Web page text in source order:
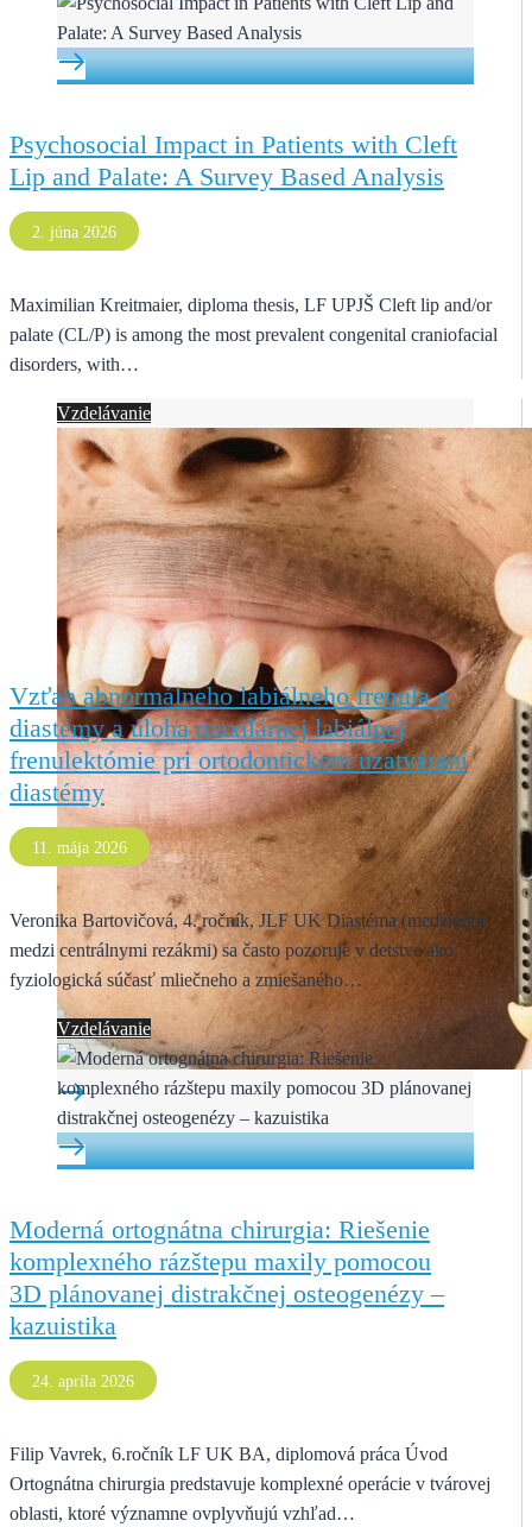
Psychosocial Impact in Patients with Cleft
Lip and Palate: A Survey Based Analysis
2. júna 2026
Maximilian Kreitmaier, diploma thesis, LF UPJŠ Cleft lip and/or
palate (CL/P) is among the most prevalent congenital craniofacial
disorders, with…
Vzdelávanie
Vzťah abnormálneho labiálneho frenula a
diastémy a úloha maxilárnej labiálnej
frenulektómie pri ortodontickom uzatváraní
diastémy
11. mája 2026
Veronika Bartovičová, 4. ročník, JLF UK Diastéma (medzierka
medzi centrálnymi rezákmi) sa často pozoruje v detstve ako
fyziologická súčasť mliečneho a zmiešaného…
Vzdelávanie
Moderná ortognátna chirurgia: Riešenie
komplexného rázštepu maxily pomocou
3D plánovanej distrakčnej osteogenézy –
kazuistika
24. apríla 2026
Filip Vavrek, 6.ročník LF UK BA, diplomová práca Úvod
Ortognátna chirurgia predstavuje komplexné operácie v tvárovej
oblasti, ktoré významne ovplyvňujú vzhľad…